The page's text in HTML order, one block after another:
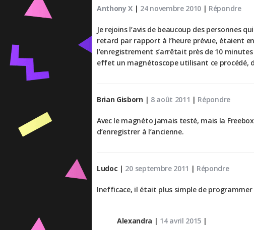
Anthony X | 24 novembre 2010 | Répondre
Je rejoins l’avis de beaucoup des
retard par rapport à l’heure prévue, étaient
l’enregistrement s’arrêtait près de 10
effet un magnétoscope utilisant ce procédé,
Brian Gisborn | 8 août 2011 | Répondre
Avec le magnéto jamais testé, mais la
d’enregistrer à l’ancienne.
Ludoc | 20 septembre 2011 | Répondre
Inefficace, il était plus simple de
Alexandra | 14 avril 2015 |